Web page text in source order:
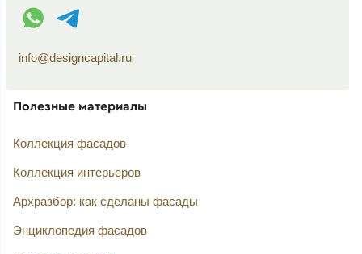
WhatsApp контакт
Telegram контакт
info@designcapital.ru
Полезные материалы
Коллекция фасадов
Коллекция интерьеров
Архразбор: как сделаны фасады
Энциклопедия фасадов